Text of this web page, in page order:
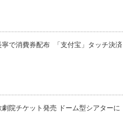
寧で消費券配布 「支付宝」タッチ決済
劇院チケット発売 ドーム型シアターに